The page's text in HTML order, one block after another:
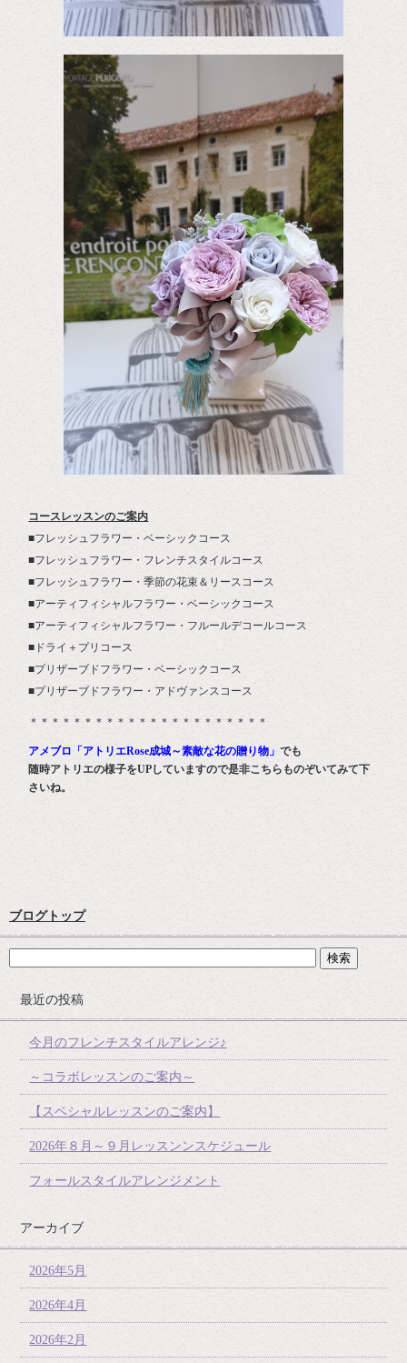
コースレッスンのご案内
■フレッシュフラワー・ベーシックコース
■フレッシュフラワー・フレンチスタイルコース
■フレッシュフラワー・季節の花束＆リースコース
■アーティフィシャルフラワー・ベーシックコース
■アーティフィシャルフラワー・フルールデコールコース
■ドライ＋プリコース
■プリザーブドフラワー・ベーシックコース
■プリザーブドフラワー・アドヴァンスコース
＊＊＊＊＊＊＊＊＊＊＊＊＊＊＊＊＊＊＊＊＊＊
アメブロ「アトリエRose成城～素敵な花の贈り物」でも
随時アトリエの様子をUPしていますので是非こちらものぞいてみて下
さいね。
ブログトップ
最近の投稿
今月のフレンチスタイルアレンジ♪
～コラボレッスンのご案内～
【スペシャルレッスンのご案内】
2026年８月～９月レッスンンスケジュール
フォールスタイルアレンジメント
アーカイブ
2026年5月
2026年4月
2026年2月